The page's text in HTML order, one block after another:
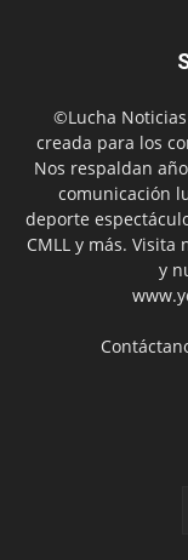
©Lucha
creada para los
Nos respaldan
comunicación
deporte
CMLL y más.
y